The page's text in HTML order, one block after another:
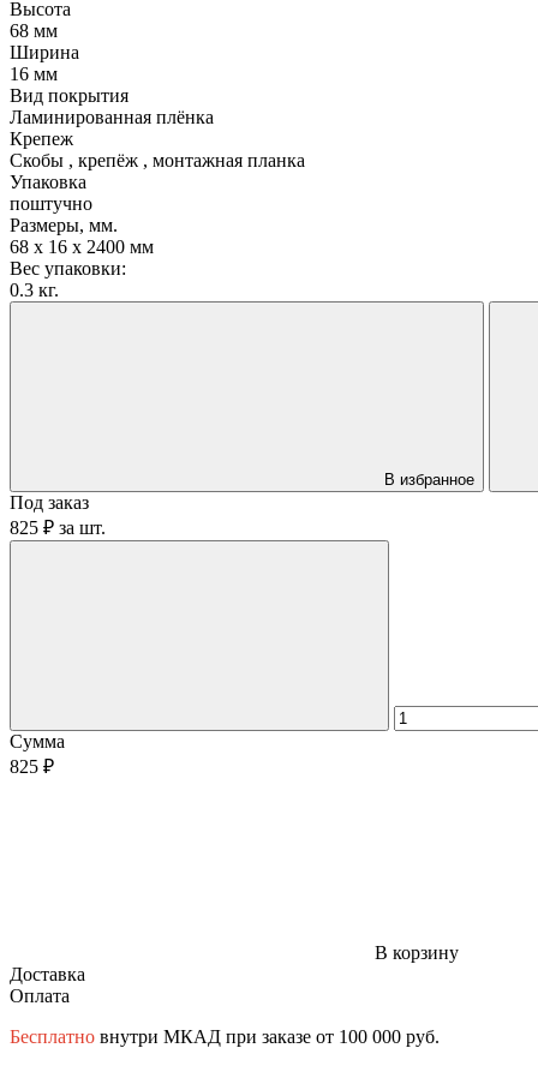
Высота
68 мм
Ширина
16 мм
Вид покрытия
Ламинированная плёнка
Крепеж
Скобы , крепёж , монтажная планка
Упаковка
поштучно
Размеры, мм.
68 х 16 х 2400 мм
Вес упаковки:
0.3 кг.
В избранное
Под заказ
825 ₽ за шт.
Сумма
825 ₽
В корзину
Доставка
Оплата
Бесплатно внутри МКАД при заказе от 100 000 руб.